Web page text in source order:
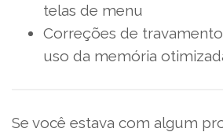
telas de menu
Correções de
uso da memória
Se você estava com algum